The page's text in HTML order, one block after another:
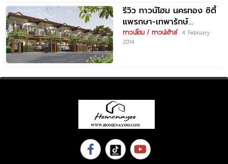
รีวิว ทาวน์โฮม นครทอง ซิตี้
แพรกษา-เทพารักษ์
NAKORNTHONG CITY
PRAKSA-TEPARAK
ทาวน์โฮม / ทาวน์เฮ้าส์ 4 February
2014